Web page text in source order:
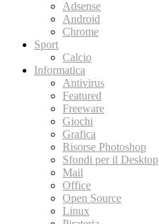
Adsense
Android
Chrome
Sport
Calcio
Informatica
Antivirus
Featured
Freeware
Giochi
Grafica
Risorse Photoshop
Sfondi per il Desktop
Mail
Office
Open Source
Linux